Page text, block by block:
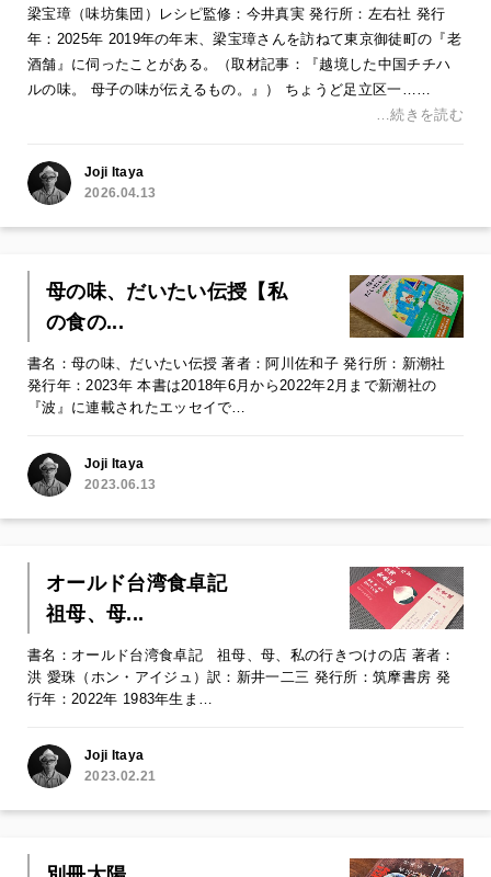
梁宝璋（味坊集団）レシピ監修：今井真実 発行所：左右社 発行
年：2025年 2019年の年末、梁宝璋さんを訪ねて東京御徒町の『老
酒舗』に伺ったことがある。（取材記事：『越境した中国チチハ
ルの味。 母子の味が伝えるもの。』） ちょうど足立区一……
…続きを読む
Joji Itaya
2026.04.13
母の味、だいたい伝授【私
の食の...
書名：母の味、だいたい伝授 著者：阿川佐和子 発行所：新潮社
発行年：2023年 本書は2018年6月から2022年2月まで新潮社の
『波』に連載されたエッセイで…
Joji Itaya
2023.06.13
オールド台湾食卓記
祖母、母...
書名：オールド台湾食卓記 祖母、母、私の行きつけの店 著者：
洪 愛珠（ホン・アイジュ）訳：新井一二三 発行所：筑摩書房 発
行年：2022年 1983年生ま…
Joji Itaya
2023.02.21